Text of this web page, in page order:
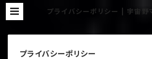
プライバシーポリシー | 宇宙野
プライバシーポリシー